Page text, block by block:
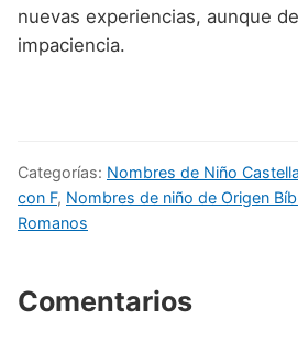
nuevas experiencias, aunque
impaciencia.
Categorías: Nombres de Niño
con F, Nombres de niño de Origen
Romanos
Comentarios